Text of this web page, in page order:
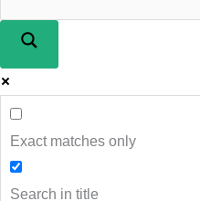
Exact matches only
Search in title